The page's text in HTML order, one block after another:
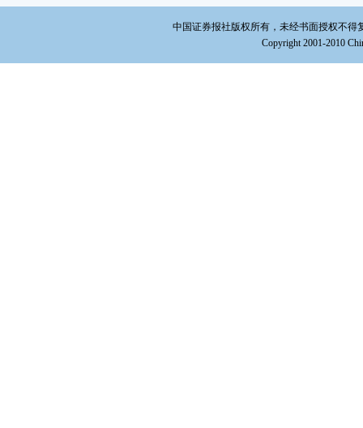
中国证券报社版权所有，未经书面授权不得
Copyright 2001-2010